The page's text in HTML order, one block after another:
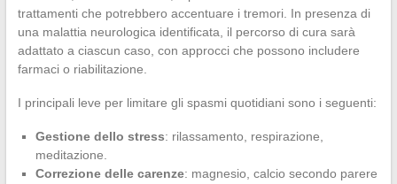
trattamenti che potrebbero accentuare i tremori. In presenza di
una malattia neurologica identificata, il percorso di cura sarà
adattato a ciascun caso, con approcci che possono includere
farmaci o riabilitazione.
I principali leve per limitare gli spasmi quotidiani sono i seguenti:
Gestione dello stress: rilassamento, respirazione,
meditazione.
Correzione delle carenze: magnesio, calcio secondo parere